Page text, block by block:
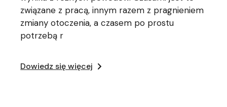
związane z pracą, innym razem z pragnieniem
zmiany otoczenia, a czasem po prostu
potrzebą r
Dowiedz się więcej